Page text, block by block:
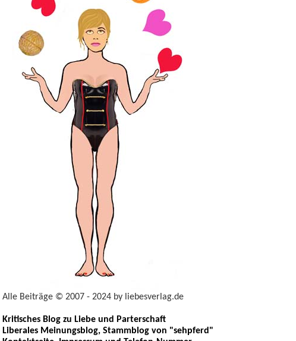
Alle Beiträge © 2007 - 2024 by liebesverlag.de
Kritisches Blog zu Liebe und Parterschaft
Liberales Meinungsblog, Stammblog von "sehpferd"